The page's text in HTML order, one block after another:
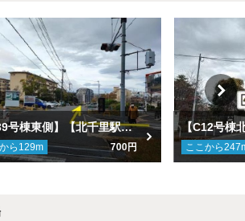
【C39号棟東側】【北千里駅 徒歩8分】ＵＲ千里青山台団地駐車場
ら 129m 700円 ここから247